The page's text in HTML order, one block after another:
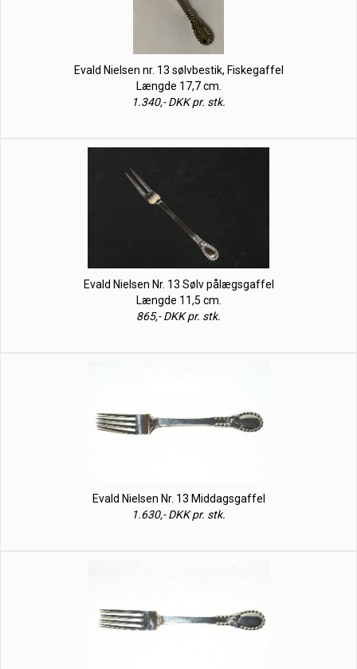
Evald Nielsen nr. 13 sølvbestik, Fiskegaffel
Længde 17,7 cm.
1.340,- DKK pr. stk.
Evald Nielsen Nr. 13 Sølv pålægsgaffel
Længde 11,5 cm.
865,- DKK pr. stk.
Evald Nielsen Nr. 13 Middagsgaffel
1.630,- DKK pr. stk.